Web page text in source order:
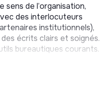
des outils internes
de données
de dossiers de
des bénévoles,
de l’organisation,
des interlocuteurs
institutionnels),
écrits clairs et soignés.
bureautiques courants.